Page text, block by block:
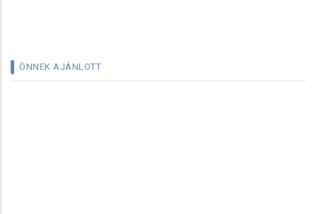
ÖNNEK AJÁNLOTT